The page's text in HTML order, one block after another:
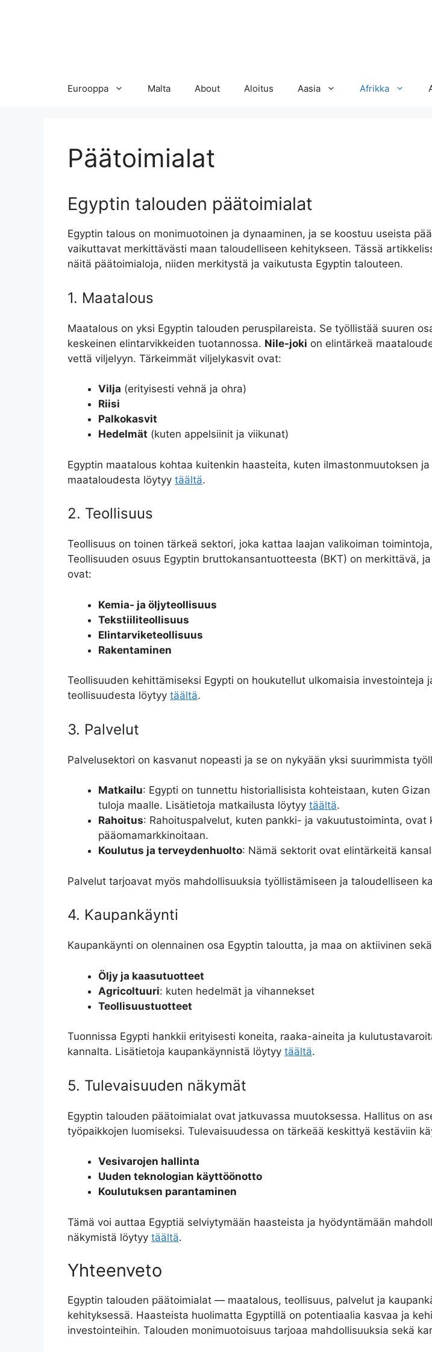
Eurooppa Malta About Aloitus Aasia Afrikka
Päätoimialat
Egyptin talouden päätoimialat
Egyptin talous on monimuotoinen ja dynaaminen, ja se koostuu useista
vaikuttavat merkittävästi maan taloudelliseen kehitykseen. Tässä
näitä päätoimialoja, niiden merkitystä ja vaikutusta Egyptin talouteen.
1. Maatalous
Maatalous on yksi Egyptin talouden peruspilareista. Se työllistää suuren
keskeinen elintarvikkeiden tuotannossa. Nile-joki on elintärkeä
vettä viljelyyn. Tärkeimmät viljelykasvit ovat:
Vilja (erityisesti vehnä ja ohra)
Riisi
Palkokasvit
Hedelmät (kuten appelsiinit ja viikunat)
Egyptin maatalous kohtaa kuitenkin haasteita, kuten ilmastonmuutoksen
maataloudesta löytyy täältä.
2. Teollisuus
Teollisuus on toinen tärkeä sektori, joka kattaa laajan valikoiman
Teollisuuden osuus Egyptin bruttokansantuotteesta (BKT) on merkittävä,
ovat:
Kemia- ja öljyteollisuus
Tekstiiliteollisuus
Elintarviketeollisuus
Rakentaminen
Teollisuuden kehittämiseksi Egypti on houkutellut ulkomaisia
teollisuudesta löytyy täältä.
3. Palvelut
Palvelusektori on kasvanut nopeasti ja se on nykyään yksi suurimmista
Matkailu: Egypti on tunnettu historiallisista kohteistaan, kuten
tuloja maalle. Lisätietoja matkailusta löytyy täältä.
Rahoitus: Rahoituspalvelut, kuten pankki- ja vakuutustoiminta,
pääomamarkkinoitaan.
Koulutus ja terveydenhuolto: Nämä sektorit ovat elintärkeitä
Palvelut tarjoavat myös mahdollisuuksia työllistämiseen ja taloudelliseen
4. Kaupankäynti
Kaupankäynti on olennainen osa Egyptin taloutta, ja maa on aktiivinen
Öljy ja kaasutuotteet
Agricoltuuri: kuten hedelmät ja vihannekset
Teollisuustuotteet
Tuonnissa Egypti hankkii erityisesti koneita, raaka-aineita ja
kannalta. Lisätietoja kaupankäynnistä löytyy täältä.
5. Tulevaisuuden näkymät
Egyptin talouden päätoimialat ovat jatkuvassa muutoksessa. Hallitus on
työpaikkojen luomiseksi. Tulevaisuudessa on tärkeää keskittyä kestäviin
Vesivarojen hallinta
Uuden teknologian käyttöönotto
Koulutuksen parantaminen
Tämä voi auttaa Egyptiä selviytymään haasteista ja hyödyntämään
näkymistä löytyy täältä.
Yhteenveto
Egyptin talouden päätoimialat — maatalous, teollisuus, palvelut ja
kehityksessä. Haasteista huolimatta Egyptillä on potentiaalia kasvaa ja
investointeihin. Talouden monimuotoisuus tarjoaa mahdollisuuksia sekä